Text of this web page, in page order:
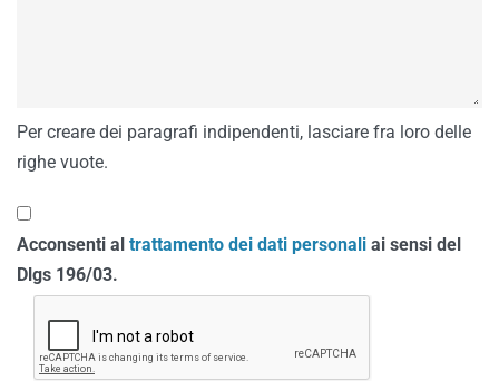
Per creare dei paragrafi indipendenti, lasciare fra loro delle
righe vuote.
Acconsenti al trattamento dei dati personali ai sensi del
Dlgs 196/03.